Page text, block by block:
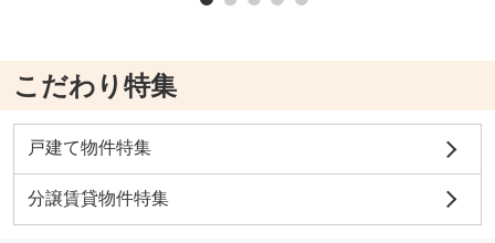
こだわり特集
戸建て物件特集
分譲賃貸物件特集